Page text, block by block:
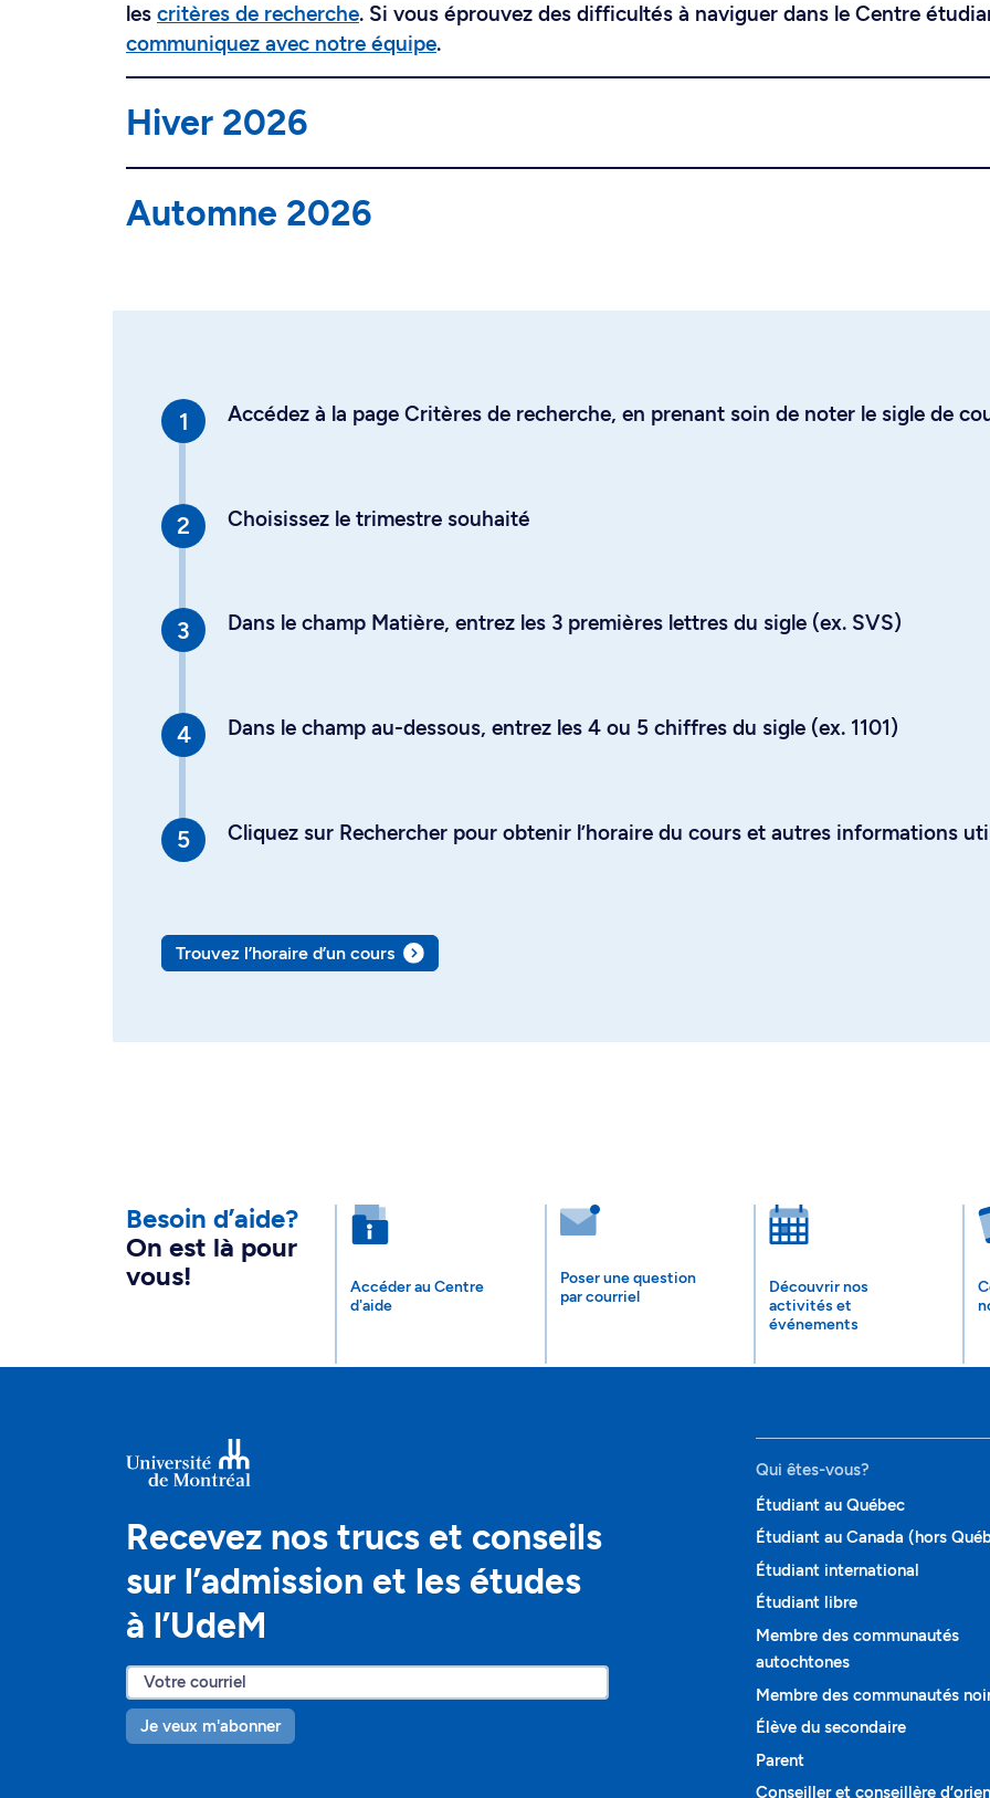
les critères de recherche. Si vous éprouvez des difficultés à naviguer dans le Centre
communiquez avec notre équipe.
Hiver 2026
Automne 2026
Accédez à la page Critères de recherche, en prenant soin de noter le sigle de
Choisissez le trimestre souhaité
Dans le champ Matière, entrez les 3 premières lettres du sigle (ex. SVS)
Dans le champ au-dessous, entrez les 4 ou 5 chiffres du sigle (ex. 1101)
Cliquez sur Rechercher pour obtenir l’horaire du cours et autres informations
Trouvez l’horaire d’un cours
Besoin d’aide?
On est là pour
vous!
Accéder au Centre
d'aide
Poser une question
par courriel
Découvrir nos
activités et
événements
Recevez nos trucs et conseils
sur l’admission et les études
à l’UdeM
Je veux m'abonner
Qui êtes-vous?
Étudiant au Québec
Étudiant au Canada (hors
Étudiant international
Étudiant libre
Membre des communautés
autochtones
Membre des communautés
Élève du secondaire
Parent
Conseiller et conseillère